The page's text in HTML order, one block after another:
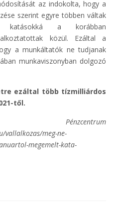
az indokolta, hogy a
szerint egyre többen váltak
a korábban
közül. Ezáltal a
a munkáltatók ne tudjanak
munkaviszonyban dolgozó
ezáltal több tízmilliárdos
től.
vallalkozas/meg-ne-
megemelt-kata-